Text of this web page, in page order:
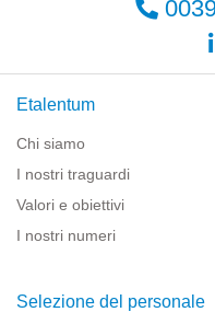
Etalentum
Chi siamo
I nostri traguardi
Valori e obiettivi
I nostri numeri
Selezione del personale